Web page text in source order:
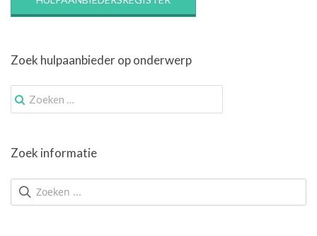
Zoek hulpaanbieder op onderwerp
Zoek
naar:
Zoek informatie